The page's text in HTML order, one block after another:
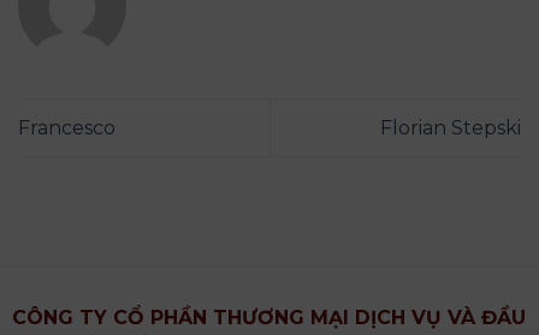
Francesco Florian Stepski
CÔNG TY CỔ PHẦN THƯƠNG MẠI DỊCH VỤ VÀ ĐẦU